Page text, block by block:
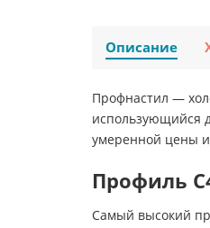
Описание
Профнастил —
использующийся
умеренной цены
Профиль
Самый высокий